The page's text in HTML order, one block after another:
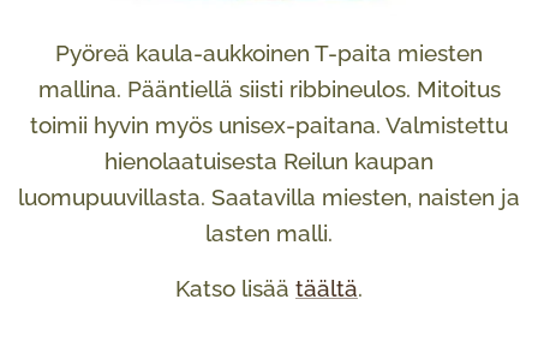
Pyöreä kaula-aukkoinen T-paita miesten
mallina. Pääntiellä siisti ribbineulos. Mitoitus
toimii hyvin myös unisex-paitana. Valmistettu
hienolaatuisesta Reilun kaupan
luomupuuvillasta. Saatavilla miesten, naisten ja
lasten malli.
Katso lisää täältä.